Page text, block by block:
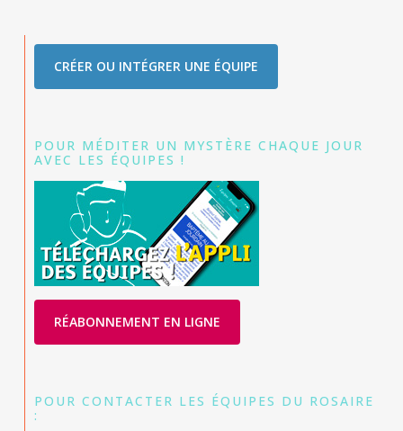
CRÉER OU INTÉGRER UNE ÉQUIPE
POUR MÉDITER UN MYSTÈRE CHAQUE JOUR
AVEC LES ÉQUIPES !
RÉABONNEMENT EN LIGNE
POUR CONTACTER LES ÉQUIPES DU ROSAIRE
: